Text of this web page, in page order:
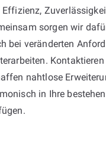
sorgen wir
bei veränderten
nahtlose
in Ihre